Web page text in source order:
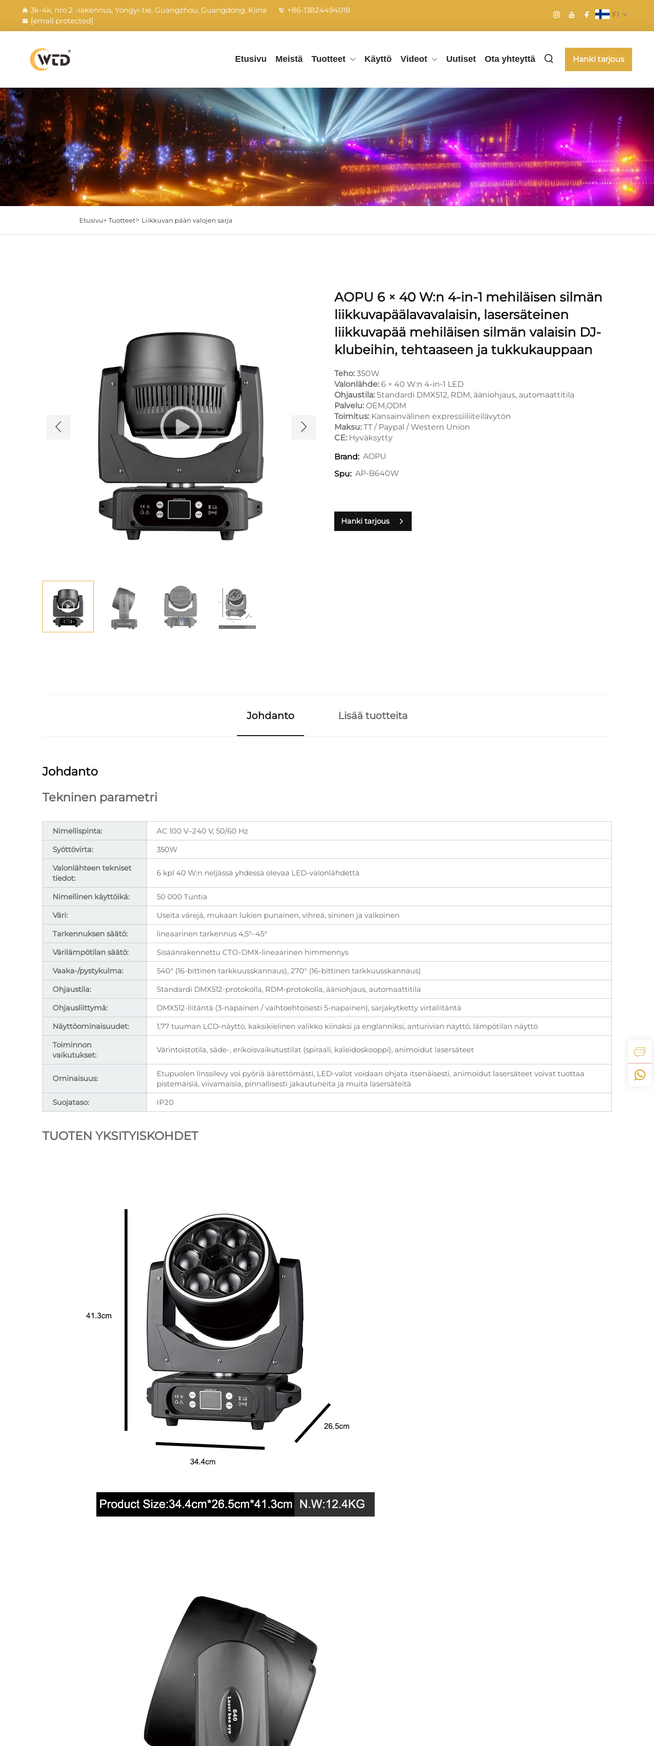
3k-4k, nro 2 -rakennus, Yongyi-tie, Guangzhou, Guangdong, Kiina
+86-13824494018
[email protected]
FI
Etusivu Meistä Tuotteet Käyttö Videot Uutiset Ota yhteyttä Hanki tarjous
Etusivu> Tuotteet> Liikkuvan pään valojen sarja
AOPU 6 × 40 W:n 4-in-1 mehiläisen silmän
liikkuvapäälavavalaisin, lasersäteinen
liikkuvapää mehiläisen silmän valaisin DJ-
klubeihin, tehtaaseen ja tukkukauppaan
Teho: 350W
Valonlähde: 6 × 40 W:n 4-in-1 LED
Ohjaustila: Standardi DMX512, RDM, ääniohjaus, automaattitila
Palvelu: OEM,ODM
Toimitus: Kansainvälinen expressiiliiteilävytön
Maksu: TT / Paypal / Western Union
CE: Hyväksytty
Brand: AOPU
Spu: AP-B640W
Hanki tarjous
Johdanto Lisää tuotteita
Johdanto
Tekninen parametri
Nimellispinta:
AC 100 V–240 V, 50/60 Hz
Syöttövirta:
350W
Valonlähteen tekniset
tiedot:
6 kpl 40 W:n neljässä yhdessä olevaa LED-valonlähdettä
Nimellinen käyttöikä:
50 000 Tuntia
Väri:
Useita värejä, mukaan lukien punainen, vihreä, sininen ja valkoinen
Tarkennuksen säätö:
lineaarinen tarkennus 4,5°–45°
Värilämpötilan säätö:
Sisäänrakennettu CTO-DMX-lineaarinen himmennys
Vaaka-/pystykulma:
540° (16-bittinen tarkkuusskannaus), 270° (16-bittinen tarkkuusskannaus)
Ohjaustila:
Standardi DMX512-protokolla, RDM-protokolla, ääniohjaus, automaattitila
Ohjausliittymä:
DMX512-liitäntä (3-napainen / vaihtoehtoisesti 5-napainen), sarjakytketty virtaliitäntä
Näyttöominaisuudet:
1,77 tuuman LCD-näyttö, kaksikielinen valikko kiinaksi ja englanniksi, anturivian näyttö, lämpötilan näyttö
Toiminnon
vaikutukset:
Värintoistotila, säde-, erikoisvaikutustilat (spiraali, kaleidoskooppi), animoidut lasersäteet
Ominaisuus:
Etupuolen linssilevy voi pyöriä äärettömästi, LED-valot voidaan ohjata itsenäisesti, animoidut lasersäteet voivat tuottaa
pistemäisiä, viivamaisia, pinnallisesti jakautuneita ja muita lasersäteitä
Suojataso:
IP20
TUOTEN YKSITYISKOHDET